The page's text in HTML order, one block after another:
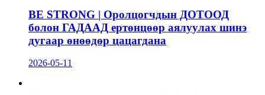
BE STRONG | Оролцогчдын ДОТООД
болон ГАДААД ертөнцөөр аялуулах шинэ
дугаар өнөөдөр цацагдана
2026-05-11